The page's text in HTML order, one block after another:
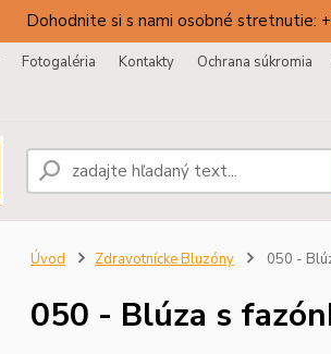
Dohodnite si s nami osobné stretnutie:
Fotogaléria Kontakty Ochrana súkromia
Úvod Zdravotnícke Bluzóny 050 -
050 - Blúza s